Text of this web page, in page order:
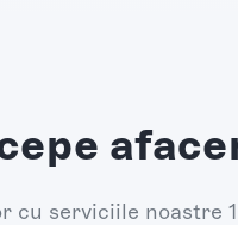
cu serviciile noastre